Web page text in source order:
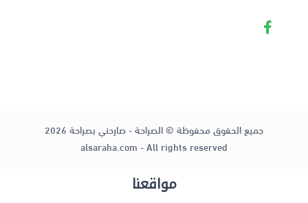
جميع الحقوق محفوظة © الصراحة - صارحني بصراحة 2026
alsaraha.com - All rights reserved